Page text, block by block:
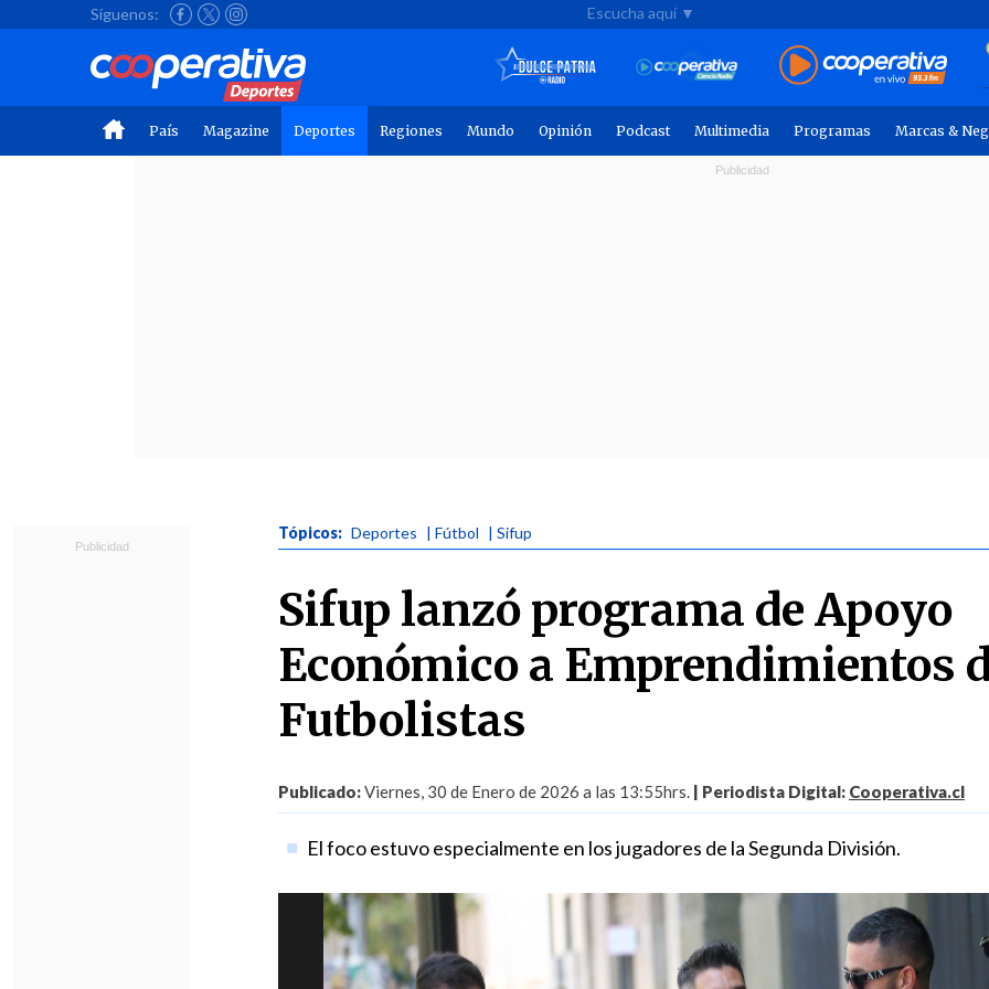
Síguenos: Escucha aquí ▼
País Magazine Deportes Regiones Mundo Opinión Podcast Multimedia Programas Marcas &
Tópicos: Deportes | Fútbol | Sifup
Sifup lanzó programa de Apoyo
Económico a Emprendimientos
Futbolistas
Publicado:Viernes, 30 de Enero de 2026 a las 13:55hrs. | Periodista Digital: Cooperativa.cl
El foco estuvo especialmente en los jugadores de la Segunda División.